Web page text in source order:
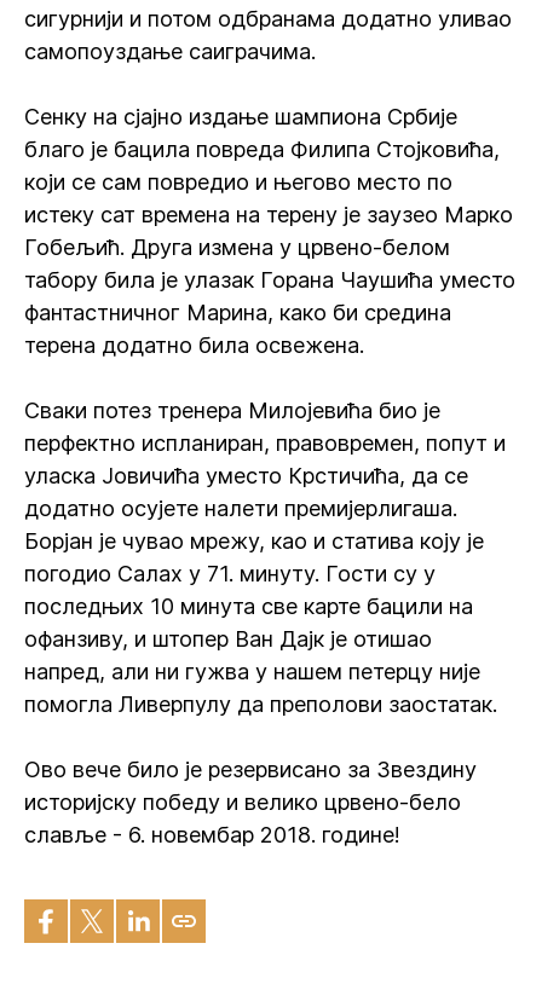
сигурнији и потом одбранама додатно уливао
самопоуздање саиграчима.
Сенку на сјајно издање шампиона Србије
благо је бацила повреда Филипа Стојковића,
који се сам повредио и његово место по
истеку сат времена на терену је заузео Марко
Гобељић. Друга измена у црвено-белом
табору била је улазак Горана Чаушића уместо
фантастничног Марина, како би средина
терена додатно била освежена.
Сваки потез тренера Милојевића био је
перфектно испланиран, правовремен, попут и
уласка Јовичића уместо Крстичића, да се
додатно осујете налети премијерлигаша.
Борјан је чувао мрежу, као и статива коју је
погодио Салах у 71. минуту. Гости су у
последњих 10 минута све карте бацили на
офанзиву, и штопер Ван Дајк је отишао
напред, али ни гужва у нашем петерцу није
помогла Ливерпулу да преполови заостатак.
Ово вече било је резервисано за Звездину
историјску победу и велико црвено-бело
славље - 6. новембар 2018. године!